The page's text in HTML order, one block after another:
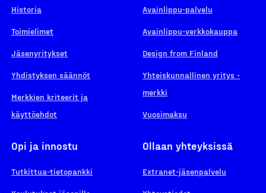
Historia
Toimielimet
Jäsenyritykset
Yhdistyksen säännöt
Merkkien kriteerit ja
käyttöehdot
Avainlippu-palvelu
Avainlippu-verkkokauppa
Design from Finland
Yhteiskunnallinen yritys -
merkki
Vuosimaksu
Opi ja innostu
Tutkittua-tietopankki
Ollaan yhteyksissä
Extranet-jäsenpalvelu